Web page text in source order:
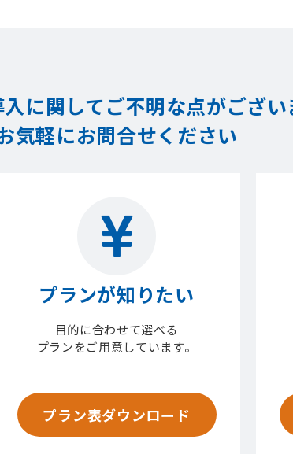
に関してご不明な点がござ
気軽にお問合せください
プランが知りたい
目的に合わせて選べる
プランをご用意しています。
プラン表ダウンロード